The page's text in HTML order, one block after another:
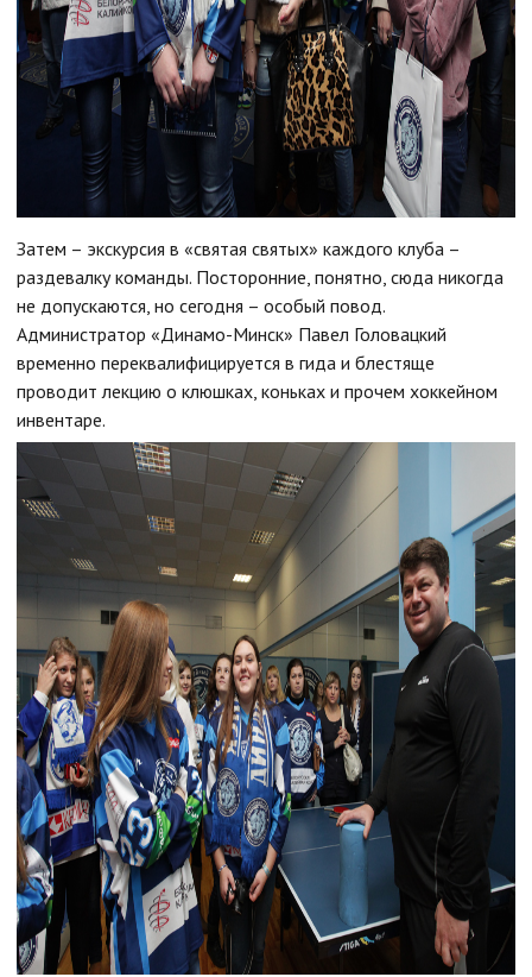
Затем – экскурсия в «святая святых» каждого клуба –
раздевалку команды. Посторонние, понятно, сюда никогда
не допускаются, но сегодня – особый повод.
Администратор «Динамо-Минск» Павел Головацкий
временно переквалифицируется в гида и блестяще
проводит лекцию о клюшках, коньках и прочем хоккейном
инвентаре.